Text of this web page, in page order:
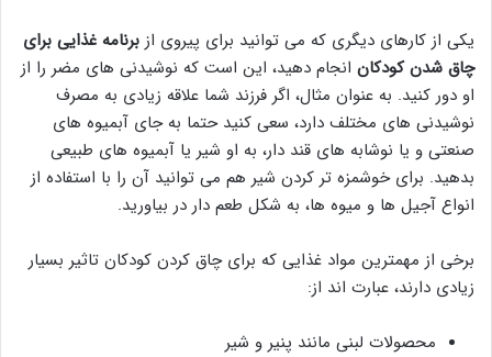
یکی از کارهای دیگری که می توانید برای پیروی از برنامه غذایی برای
چاق شدن کودکان انجام دهید، این است که نوشیدنی های مضر را از
او دور کنید. به عنوان مثال، اگر فرزند شما علاقه زیادی به مصرف
نوشیدنی های مختلف دارد، سعی کنید حتما به جای آبمیوه های
صنعتی و یا نوشابه های قند دار، به او شیر یا آبمیوه های طبیعی
بدهید. برای خوشمزه تر کردن شیر هم می توانید آن را با استفاده از
انواع آجیل ها و میوه ها، به شکل طعم دار در بیاورید.
برخی از مهمترین مواد غذایی که برای چاق کردن کودکان تاثیر بسیار
زیادی دارند، عبارت اند از:
محصولات لبنی مانند پنیر و شیر